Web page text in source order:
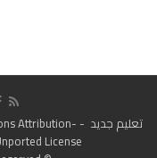
تعليم جديد - This work is licensed under a
Attribution-
License